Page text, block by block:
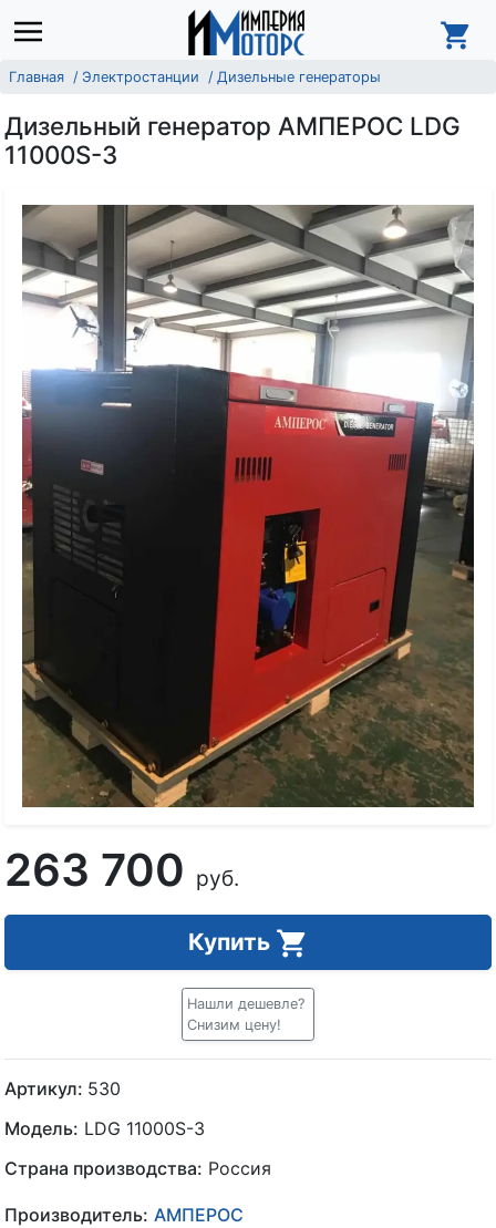
Главная Электростанции Дизельные генераторы
Дизельный генератор АМПЕРОС LDG
11000S-3
263 700 руб.
Купить
Нашли дешевле?
Снизим цену!
Артикул: 530
Модель: LDG 11000S-3
Страна производства: Россия
Производитель: АМПЕРОС